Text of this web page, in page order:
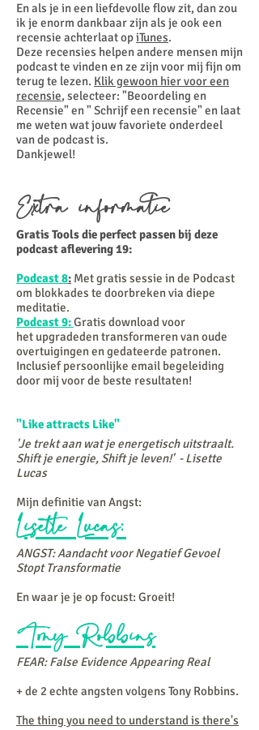
En als je in een liefdevolle flow zit, dan zou
ik je enorm dankbaar zijn als je ook een
recensie achterlaat opiTunes.
Deze recensies helpen andere mensen mijn
podcast te vinden en ze zijn voor mij fijn om
terug te lezen. Klik gewoon hier voor een
recensie, selecteer: "Beoordeling en
Recensie" en " Schrijf een recensie" en laat
me weten wat jouw favoriete onderdeel
van de podcast is.
Dankjewel!
Extra informatie
Gratis Tools die perfect passen bij deze
podcast aflevering 19:
Podcast 8: Met gratis sessie in de Podcast
om blokkades te doorbreken via diepe
meditatie.
Podcast 9:Gratis download voor
het upgradedentransformeren van oude
overtuigingen en gedateerde patronen.
Inclusief persoonlijke email begeleiding
door mij voor de beste resultaten!
"Like attracts Like"
'Je trekt aan wat je energetisch uitstraalt.
Shift je energie, Shift je leven!' - Lisette
Lucas
Mijn definitie van Angst:
Lisette Lucas:
ANGST: Aandacht voor Negatief Gevoel
Stopt Transformatie
En waar je je op focust: Groeit!
Tony Robbins
FEAR: False Evidence Appearing Real
+ de 2 echte angsten volgens Tony Robbins.
The thing you need to understand is there's